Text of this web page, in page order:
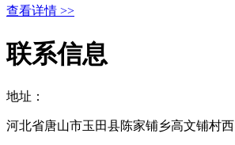
查看详情 >>
联系信息
地址：
河北省唐山市玉田县陈家铺乡高文铺村西